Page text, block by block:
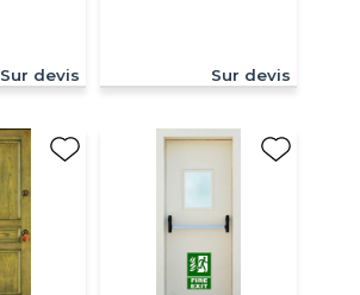
Sur devis Sur devis